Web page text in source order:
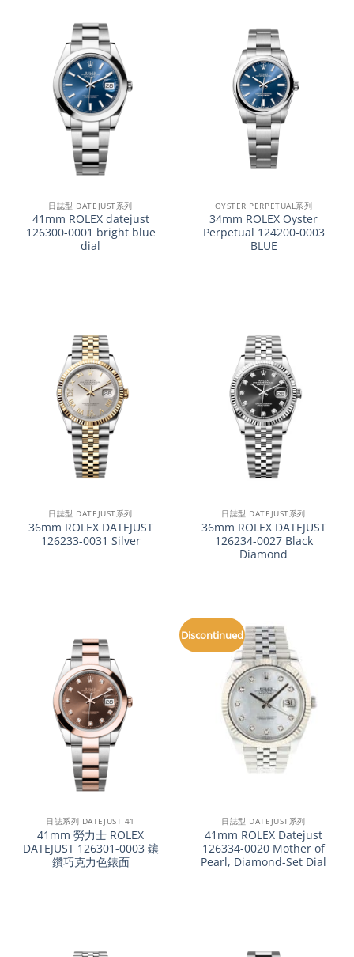
日誌型 DATEJUST系列
41mm ROLEX datejust
126300-0001 bright blue
dial
OYSTER PERPETUAL系列
34mm ROLEX Oyster
Perpetual 124200-0003
BLUE
日誌型 DATEJUST系列
36mm ROLEX DATEJUST
126233-0031 Silver
日誌型 DATEJUST系列
36mm ROLEX DATEJUST
126234-0027 Black
Diamond
日誌系列 DATEJUST 41
41mm 勞力士 ROLEX
DATEJUST 126301-0003 鑲
鑽巧克力色錶面
Discontinued
日誌型 DATEJUST系列
41mm ROLEX Datejust
126334-0020 Mother of
Pearl, Diamond-Set Dial